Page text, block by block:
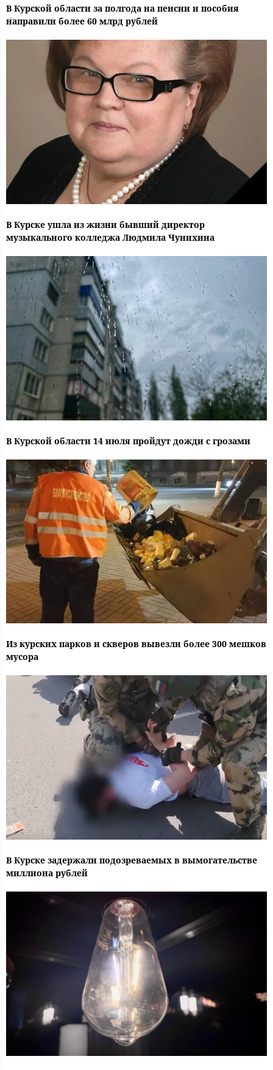
В Курской области за полгода на пенсии и пособия
направили более 60 млрд рублей
В Курске ушла из жизни бывший директор
музыкального колледжа Людмила Чунихина
В Курской области 14 июля пройдут дожди с грозами
Из курских парков и скверов вывезли более 300 мешков
мусора
В Курске задержали подозреваемых в вымогательстве
миллиона рублей